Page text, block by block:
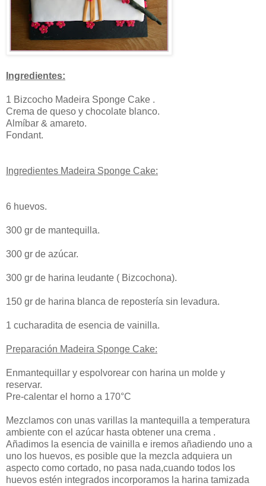
Ingredientes:
1 Bizcocho Madeira Sponge Cake .
Crema de queso y chocolate blanco.
Almíbar & amareto.
Fondant.
Ingredientes Madeira Sponge Cake:
6 huevos.
300 gr de mantequilla.
300 gr de azúcar.
300 gr de harina leudante ( Bizcochona).
150 gr de harina blanca de repostería sin levadura.
1 cucharadita de esencia de vainilla.
Preparación Madeira Sponge Cake:
Enmantequillar y espolvorear con harina un molde y
reservar.
Pre-calentar el horno a 170°C
Mezclamos con unas varillas la mantequilla a temperatura
ambiente con el azúcar hasta obtener una crema .
Añadimos la esencia de vainilla e iremos añadiendo uno a
uno los huevos, es posible que la mezcla adquiera un
aspecto como cortado, no pasa nada,cuando todos los
huevos estén integrados incorporamos la harina tamizada